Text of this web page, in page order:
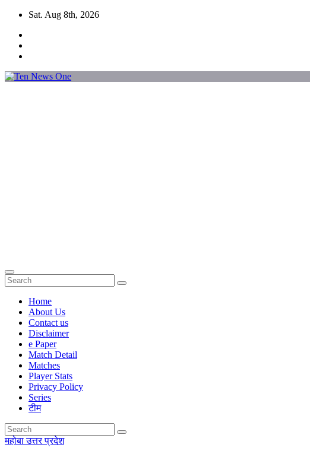
Skip
content
Sat. Aug 8th, 2026
Home
About Us
Contact us
Disclaimer
e Paper
Match Detail
Matches
Player Stats
Privacy Policy
Series
टीम
महोबाउत्तर प्रदेश